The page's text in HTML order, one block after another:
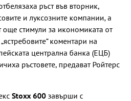
ръст във вторник,
и луксозните компании, а
още стимули за икономиката от
коментари на
централна банка (ЕЦБ)
ръстовете, предават Ройтерс
Stoxx 600 завърши с